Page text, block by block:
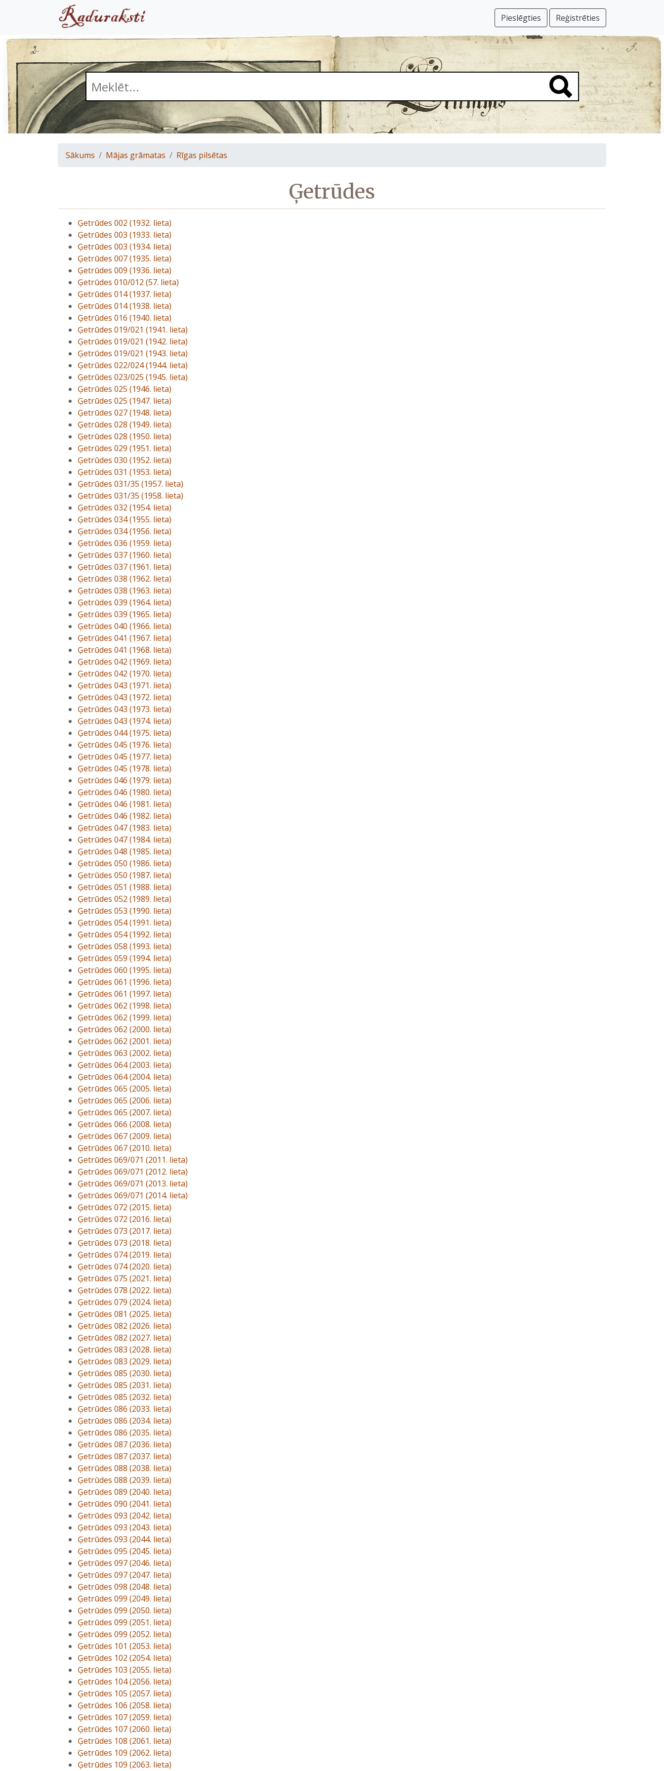
Pieslēgties Reģistrēties
Sākums Mājas grāmatas Rīgas pilsētas
Ģetrūdes
Ģetrūdes 002 (1932. lieta)
Ģetrūdes 003 (1933. lieta)
Ģetrūdes 003 (1934. lieta)
Ģetrūdes 007 (1935. lieta)
Ģetrūdes 009 (1936. lieta)
Ģetrūdes 010/012 (57. lieta)
Ģetrūdes 014 (1937. lieta)
Ģetrūdes 014 (1938. lieta)
Ģetrūdes 016 (1940. lieta)
Ģetrūdes 019/021 (1941. lieta)
Ģetrūdes 019/021 (1942. lieta)
Ģetrūdes 019/021 (1943. lieta)
Ģetrūdes 022/024 (1944. lieta)
Ģetrūdes 023/025 (1945. lieta)
Ģetrūdes 025 (1946. lieta)
Ģetrūdes 025 (1947. lieta)
Ģetrūdes 027 (1948. lieta)
Ģetrūdes 028 (1949. lieta)
Ģetrūdes 028 (1950. lieta)
Ģetrūdes 029 (1951. lieta)
Ģetrūdes 030 (1952. lieta)
Ģetrūdes 031 (1953. lieta)
Ģetrūdes 031/35 (1957. lieta)
Ģetrūdes 031/35 (1958. lieta)
Ģetrūdes 032 (1954. lieta)
Ģetrūdes 034 (1955. lieta)
Ģetrūdes 034 (1956. lieta)
Ģetrūdes 036 (1959. lieta)
Ģetrūdes 037 (1960. lieta)
Ģetrūdes 037 (1961. lieta)
Ģetrūdes 038 (1962. lieta)
Ģetrūdes 038 (1963. lieta)
Ģetrūdes 039 (1964. lieta)
Ģetrūdes 039 (1965. lieta)
Ģetrūdes 040 (1966. lieta)
Ģetrūdes 041 (1967. lieta)
Ģetrūdes 041 (1968. lieta)
Ģetrūdes 042 (1969. lieta)
Ģetrūdes 042 (1970. lieta)
Ģetrūdes 043 (1971. lieta)
Ģetrūdes 043 (1972. lieta)
Ģetrūdes 043 (1973. lieta)
Ģetrūdes 043 (1974. lieta)
Ģetrūdes 044 (1975. lieta)
Ģetrūdes 045 (1976. lieta)
Ģetrūdes 045 (1977. lieta)
Ģetrūdes 045 (1978. lieta)
Ģetrūdes 046 (1979. lieta)
Ģetrūdes 046 (1980. lieta)
Ģetrūdes 046 (1981. lieta)
Ģetrūdes 046 (1982. lieta)
Ģetrūdes 047 (1983. lieta)
Ģetrūdes 047 (1984. lieta)
Ģetrūdes 048 (1985. lieta)
Ģetrūdes 050 (1986. lieta)
Ģetrūdes 050 (1987. lieta)
Ģetrūdes 051 (1988. lieta)
Ģetrūdes 052 (1989. lieta)
Ģetrūdes 053 (1990. lieta)
Ģetrūdes 054 (1991. lieta)
Ģetrūdes 054 (1992. lieta)
Ģetrūdes 058 (1993. lieta)
Ģetrūdes 059 (1994. lieta)
Ģetrūdes 060 (1995. lieta)
Ģetrūdes 061 (1996. lieta)
Ģetrūdes 061 (1997. lieta)
Ģetrūdes 062 (1998. lieta)
Ģetrūdes 062 (1999. lieta)
Ģetrūdes 062 (2000. lieta)
Ģetrūdes 062 (2001. lieta)
Ģetrūdes 063 (2002. lieta)
Ģetrūdes 064 (2003. lieta)
Ģetrūdes 064 (2004. lieta)
Ģetrūdes 065 (2005. lieta)
Ģetrūdes 065 (2006. lieta)
Ģetrūdes 065 (2007. lieta)
Ģetrūdes 066 (2008. lieta)
Ģetrūdes 067 (2009. lieta)
Ģetrūdes 067 (2010. lieta)
Ģetrūdes 069/071 (2011. lieta)
Ģetrūdes 069/071 (2012. lieta)
Ģetrūdes 069/071 (2013. lieta)
Ģetrūdes 069/071 (2014. lieta)
Ģetrūdes 072 (2015. lieta)
Ģetrūdes 072 (2016. lieta)
Ģetrūdes 073 (2017. lieta)
Ģetrūdes 073 (2018. lieta)
Ģetrūdes 074 (2019. lieta)
Ģetrūdes 074 (2020. lieta)
Ģetrūdes 075 (2021. lieta)
Ģetrūdes 078 (2022. lieta)
Ģetrūdes 079 (2024. lieta)
Ģetrūdes 081 (2025. lieta)
Ģetrūdes 082 (2026. lieta)
Ģetrūdes 082 (2027. lieta)
Ģetrūdes 083 (2028. lieta)
Ģetrūdes 083 (2029. lieta)
Ģetrūdes 085 (2030. lieta)
Ģetrūdes 085 (2031. lieta)
Ģetrūdes 085 (2032. lieta)
Ģetrūdes 086 (2033. lieta)
Ģetrūdes 086 (2034. lieta)
Ģetrūdes 086 (2035. lieta)
Ģetrūdes 087 (2036. lieta)
Ģetrūdes 087 (2037. lieta)
Ģetrūdes 088 (2038. lieta)
Ģetrūdes 088 (2039. lieta)
Ģetrūdes 089 (2040. lieta)
Ģetrūdes 090 (2041. lieta)
Ģetrūdes 093 (2042. lieta)
Ģetrūdes 093 (2043. lieta)
Ģetrūdes 093 (2044. lieta)
Ģetrūdes 095 (2045. lieta)
Ģetrūdes 097 (2046. lieta)
Ģetrūdes 097 (2047. lieta)
Ģetrūdes 098 (2048. lieta)
Ģetrūdes 099 (2049. lieta)
Ģetrūdes 099 (2050. lieta)
Ģetrūdes 099 (2051. lieta)
Ģetrūdes 099 (2052. lieta)
Ģetrūdes 101 (2053. lieta)
Ģetrūdes 102 (2054. lieta)
Ģetrūdes 103 (2055. lieta)
Ģetrūdes 104 (2056. lieta)
Ģetrūdes 105 (2057. lieta)
Ģetrūdes 106 (2058. lieta)
Ģetrūdes 107 (2059. lieta)
Ģetrūdes 107 (2060. lieta)
Ģetrūdes 108 (2061. lieta)
Ģetrūdes 109 (2062. lieta)
Ģetrūdes 109 (2063. lieta)